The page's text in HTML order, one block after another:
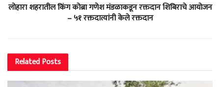
लोहारा शहरातील किंग कोब्रा गणेश मंडळाकडून रक्तदान शिबिराचे आयोजन
– ५१ रक्तदात्यांनी केले रक्तदान
RelatedPosts